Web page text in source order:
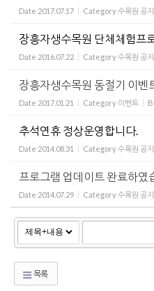
Date 2017.07.17 Category수목원 공지
장흥자생수목원 단체체험프
Date 2016.07.22 Category수목원 공지
장흥자생수목원 동절기 이벤
Date 2017.01.21 Category 이벤트
추석연휴 정상운영합니다.
Date 2014.08.31 Category수목원 공지
프로그램 업데이트 완료하였
Date 2014.07.29 Category수목원 공지
목록